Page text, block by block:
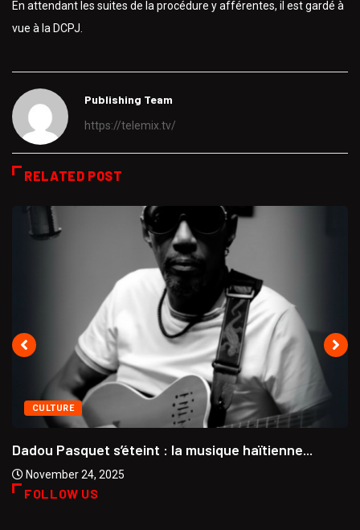
En attendant les suites de la procédure y afférentes, il est gardé à
vue à la DCPJ.
Publishing Team
https://telemix.tv/
RELATED POST
CULTURE
Dadou Pasquet s’éteint : la musique haïtienne...
November 24, 2025
FOLLOW US